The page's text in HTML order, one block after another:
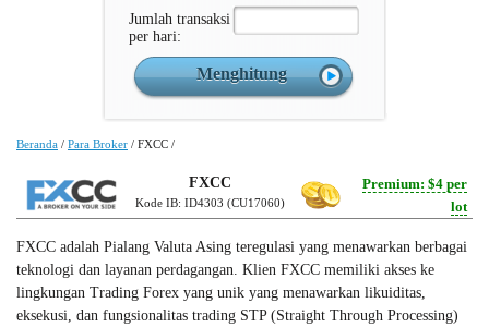
Jumlah transaksi
per hari:
Beranda / Para Broker / FXCC /
FXCC
Kode IB: ID4303 (CU17060)
Premium: $4 per
lot
FXCC adalah Pialang Valuta Asing teregulasi yang menawarkan berbagai
teknologi dan layanan perdagangan. Klien FXCC memiliki akses ke
lingkungan Trading Forex yang unik yang menawarkan likuiditas,
eksekusi, dan fungsionalitas trading STP (Straight Through Processing)